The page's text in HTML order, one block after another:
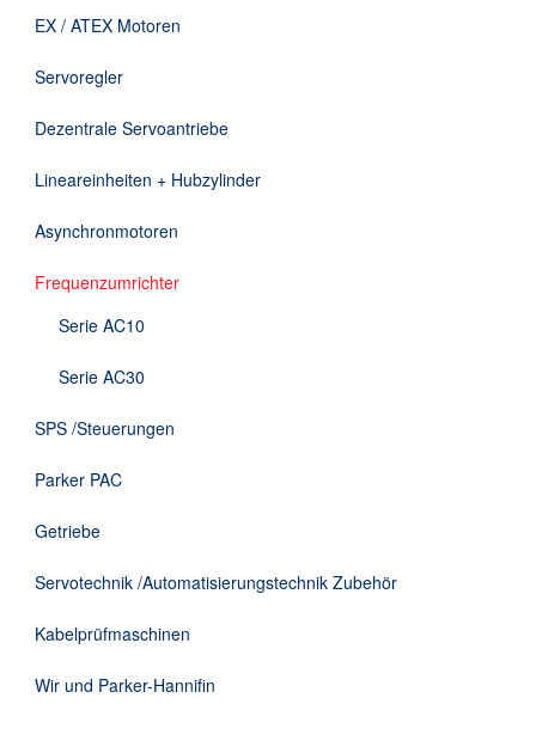
Kontakt
EX / ATEX Motoren
Servoregler
Dezentrale Servoantriebe
Lineareinheiten + Hubzylinder
Asynchronmotoren
Frequenzumrichter
Serie AC10
Serie AC30
SPS /Steuerungen
Parker PAC
Getriebe
Servotechnik /Automatisierungstechnik Zubehör
Kabelprüfmaschinen
Wir und Parker-Hannifin